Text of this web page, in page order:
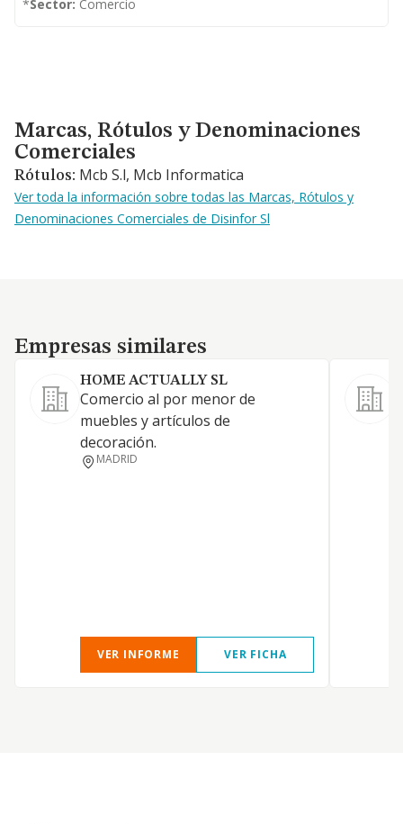
*Sector: Comercio
Marcas, Rótulos y Denominaciones Comerciales
Marcas, Rótulos y Denominaciones
Comerciales
Rótulos: Mcb S.l, Mcb Informatica
Ver toda la información sobre todas las Marcas, Rótulos y
Denominaciones Comerciales de Disinfor Sl
Empresas similares
Empresas similares
HOME ACTUALLY SL
Comercio al por menor de
muebles y artículos de
decoración.
MADRID
VER INFORME VER FICHA